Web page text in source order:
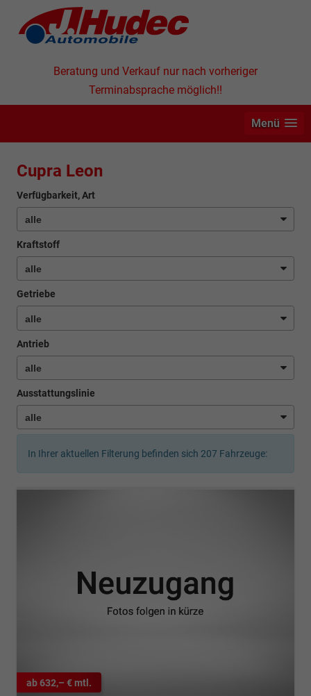
Beratung und Verkauf nur nach vorheriger
Terminabsprache möglich!!
Menü
Cupra Leon
Verfügbarkeit, Art
Kraftstoff
Getriebe
Antrieb
Ausstattungslinie
In Ihrer aktuellen Filterung befinden sich 207 Fahrzeuge:
ab 632,– € mtl.